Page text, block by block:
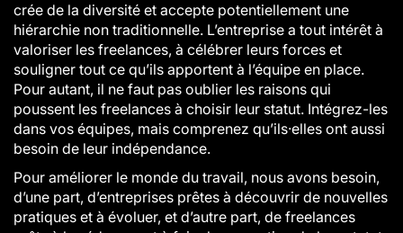
crée de la diversité et accepte potentiellement une
hiérarchie non traditionnelle. L’entreprise a tout intérêt à
valoriser les freelances, à célébrer leurs forces et
souligner tout ce qu’ils apportent à l’équipe en place.
Pour autant, il ne faut pas oublier les raisons qui
poussent les freelances à choisir leur statut. Intégrez-les
dans vos équipes, mais comprenez qu’ils·elles ont aussi
besoin de leur indépendance.
Pour améliorer le monde du travail, nous avons besoin,
d’une part, d’entreprises prêtes à découvrir de nouvelles
pratiques et à évoluer, et d’autre part, de freelances